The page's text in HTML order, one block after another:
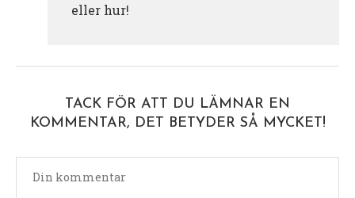
eller hur!
TACK FÖR ATT DU LÄMNAR EN
KOMMENTAR, DET BETYDER SÅ MYCKET!